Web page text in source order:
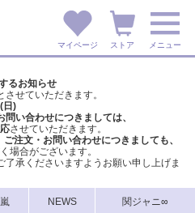
マイページ ストア メニュー
るお知らせ
せていただきます。
日)
い合わせにつきましては、
させていただきます。
注文・ お問い合わせにつきましても、
場合がございます。
了承くださいますようお願い申し上げま
嵐 NEWS 関ジャニ∞